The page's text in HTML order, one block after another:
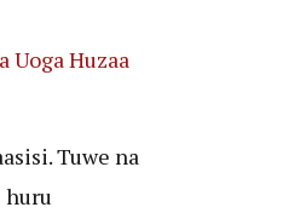
Huzaa
Tuwe na
huru